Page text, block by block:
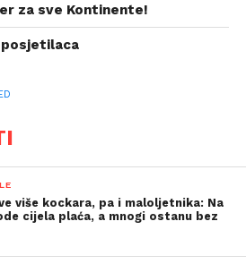
za sve Kontinente!
posjetilaca
više kockara, pa i maloljetnika: Na
cijela plaća, a mnogi ostanu bez